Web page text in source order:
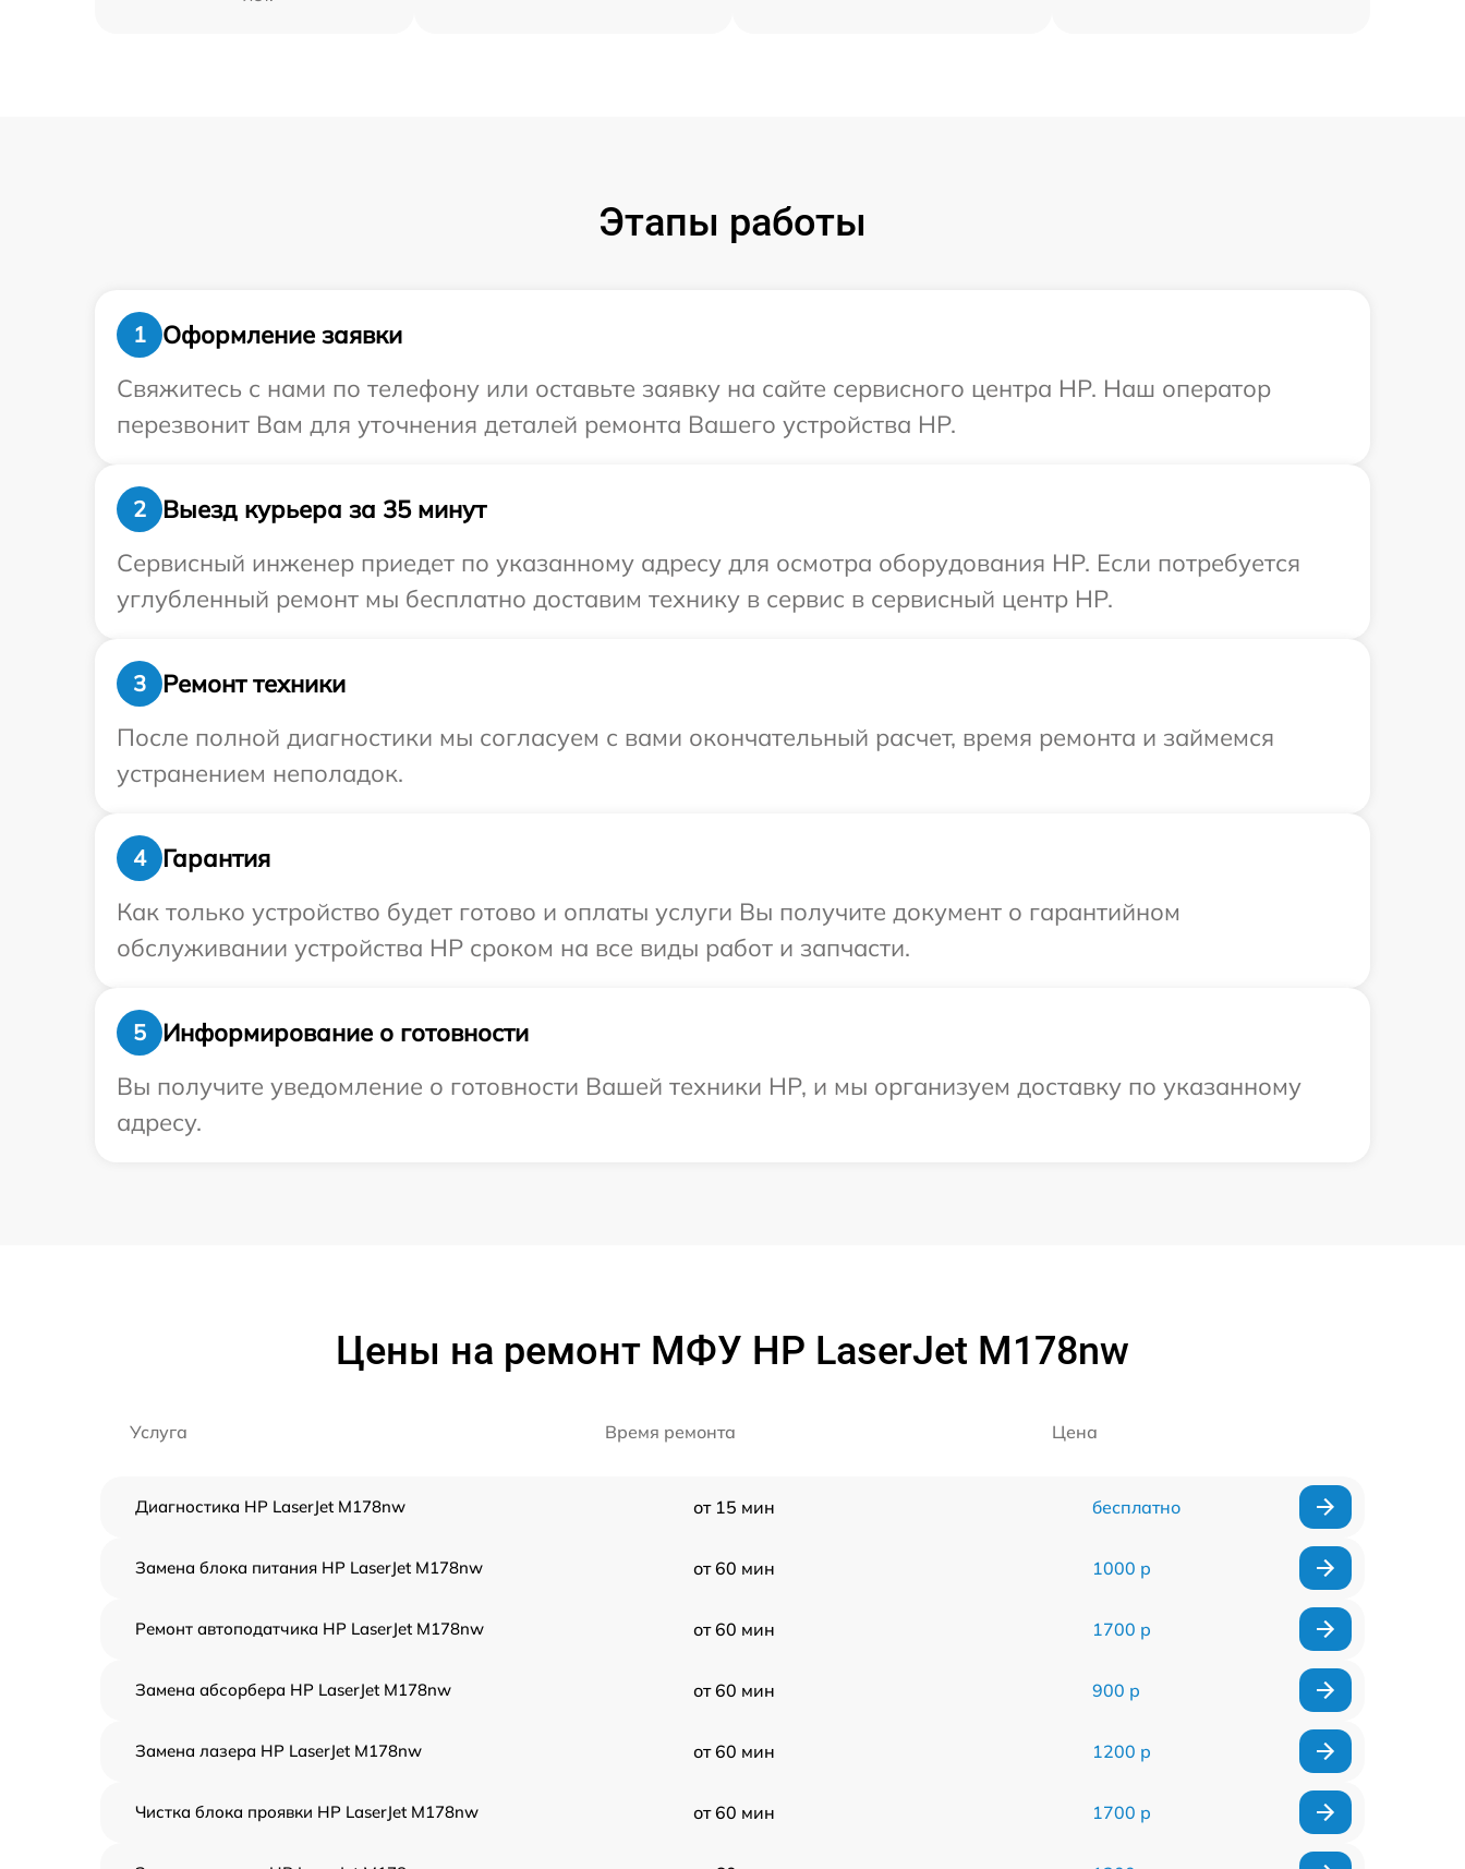
Этапы работы
1
Оформление заявки
Свяжитесь с нами по телефону или оставьте заявку на сайте сервисного центра HP. Наш оператор
перезвонит Вам для уточнения деталей ремонта Вашего устройства HP.
2
Выезд курьера за 35 минут
Сервисный инженер приедет по указанному адресу для осмотра оборудования HP. Если потребуется
углубленный ремонт мы бесплатно доставим технику в сервис в сервисный центр HP.
3
Ремонт техники
После полной диагностики мы согласуем с вами окончательный расчет, время ремонта и займемся
устранением неполадок.
4
Гарантия
Как только устройство будет готово и оплаты услуги Вы получите документ о гарантийном
обслуживании устройства HP сроком на все виды работ и запчасти.
5
Информирование о готовности
Вы получите уведомление о готовности Вашей техники HP, и мы организуем доставку по указанному
адресу.
Цены на ремонт МФУ HP LaserJet M178nw
Услуга Время ремонта Цена
Диагностика HP LaserJet M178nw от 15 мин бесплатно
Замена блока питания HP LaserJet M178nw от 60 мин 1000 р
Ремонт автоподатчика HP LaserJet M178nw от 60 мин 1700 р
Замена абсорбера HP LaserJet M178nw от 60 мин 900 р
Замена лазера HP LaserJet M178nw от 60 мин 1200 р
Чистка блока проявки HP LaserJet M178nw от 60 мин 1700 р